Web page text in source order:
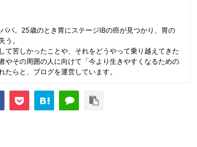
パ。25歳のとき胃にステージⅠBの癌が見つかり、胃の
う。
て苦しかったことや、それをどうやって乗り越えてきた
やその周囲の人に向けて「今より生きやすくなるための
たらと、ブログを運営しています。